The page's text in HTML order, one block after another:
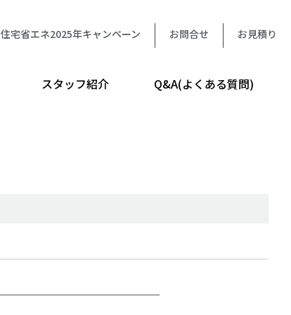
住宅省エネ2025年キャンペーン お問合せ お見積り
スタッフ紹介 Q&A(よくある質問)